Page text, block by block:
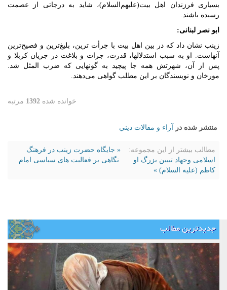
بسیاری فرزندان اهل بیت(علیهم‌السلام)، شاید به درجاتی از عصمت
رسیده باشند.
ابو نصر لبنانی:
زینب نشان داد که در بین اهل بیت با جرأت ترین، بلیغ‌ترین و فصیح‌ترین
آنهاست. او به سبب استدلالها، قدرت، جرات و بلاغت در جریان کربلا و
پس از آن، شهرتش همه جا پیچید به گونه­ایی که ضرب المثل شد.
مورخان و نویسندگان بر این مطلب گواهی می­‌دهند.
خوانده شده 1392 مرتبه
منتشر شده در آراء و مقالات ديني
مطالب بیشتر از این مجموعه:
« جایگاه حضرت زینب در فرهنگ
اسلامی وجهاد تبیین بزرگ او
نگاهی بر فعالیت های سیاسی امام
کاظم (علیه السلام) »
جدیدترین مطالب